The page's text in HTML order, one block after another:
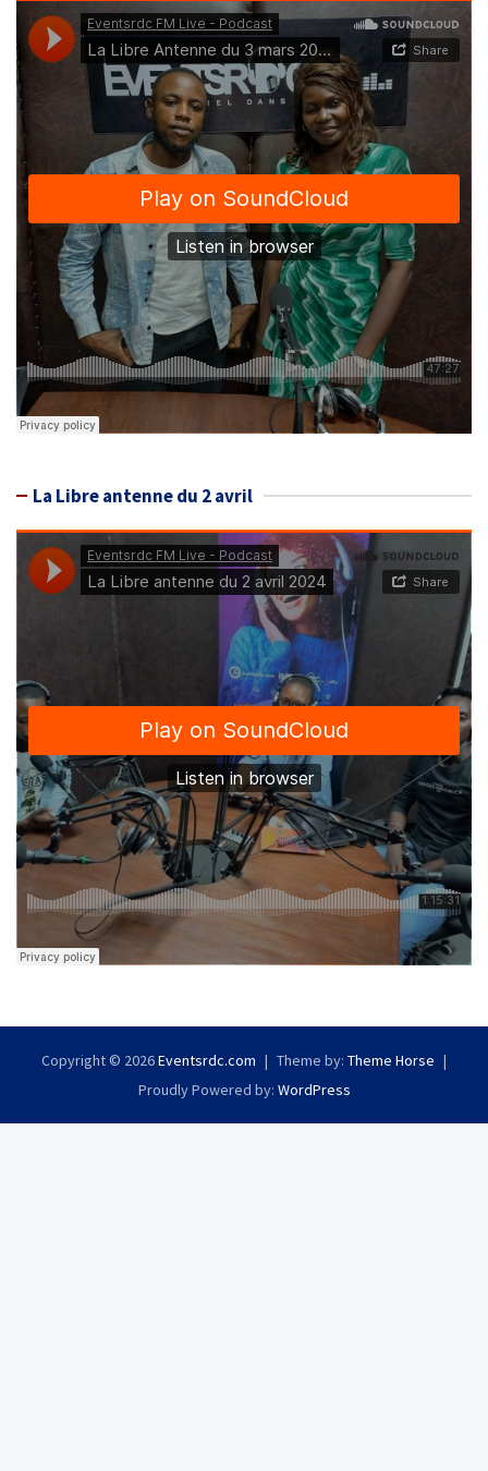
La Libre antenne du 2 avril
Copyright © 2026Eventsrdc.com Theme by: Theme Horse
Proudly Powered by: WordPress